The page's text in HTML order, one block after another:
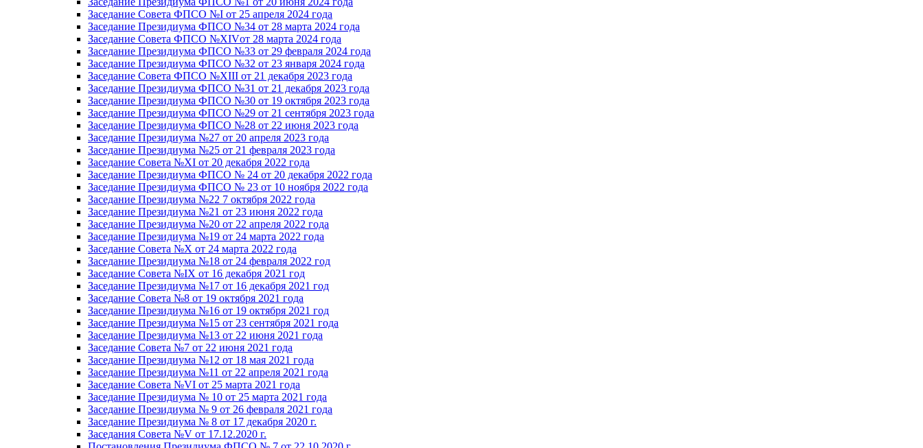
Заседание Совета ФПСО №I от 25 апреля 2024 года
Заседание Президиума ФПСО №34 от 28 марта 2024 года
Заседание Совета ФПСО №XIVот 28 марта 2024 года
Заседание Президиума ФПСО №33 от 29 февраля 2024 года
Заседание Президиума ФПСО №32 от 23 января 2024 года
Заседание Совета ФПСО №XIII от 21 декабря 2023 года
Заседание Президиума ФПСО №31 от 21 декабря 2023 года
Заседание Президиума ФПСО №30 от 19 октября 2023 года
Заседание Президиума ФПСО №29 от 21 сентября 2023 года
Заседание Президиума ФПСО №28 от 22 июня 2023 года
Заседание Президиума №27 от 20 апреля 2023 года
Заседание Президиума №25 от 21 февраля 2023 года
Заседание Совета №XI от 20 декабря 2022 года
Заседание Президиума ФПСО № 24 от 20 декабря 2022 года
Заседание Президиума ФПСО № 23 от 10 ноября 2022 года
Заседание Президиума №22 7 октября 2022 года
Заседание Президиума №21 от 23 июня 2022 года
Заседание Президиума №20 от 22 апреля 2022 года
Заседание Президиума №19 от 24 марта 2022 года
Заседание Совета №X от 24 марта 2022 года
Заседание Президиума №18 от 24 февраля 2022 год
Заседание Совета №IX от 16 декабря 2021 год
Заседание Президиума №17 от 16 декабря 2021 год
Заседание Совета №8 от 19 октября 2021 года
Заседание Президиума №16 от 19 октября 2021 год
Заседание Президиума №15 от 23 сентября 2021 года
Заседание Президиума №13 от 22 июня 2021 года
Заседание Совета №7 от 22 июня 2021 года
Заседание Президиума №12 от 18 мая 2021 года
Заседание Президиума №11 от 22 апреля 2021 года
Заседание Совета №VI от 25 марта 2021 года
Заседание Президиума № 10 от 25 марта 2021 года
Заседание Президиума № 9 от 26 февраля 2021 года
Заседание Президиума № 8 от 17 декабря 2020 г.
Заседания Совета №V от 17.12.2020 г.